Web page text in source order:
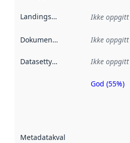
Landingsside Ikke oppgitt
Dokumentasjon Ikke oppgitt
Datasettype Ikke oppgitt
Metadatakvalitet
Metadatakvalitet
God (55%)